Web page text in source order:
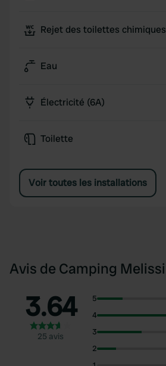
Rejet des toilettes chimiques
Eau
Électricité (6A)
Toilette
Voir toutes les installations
Avis de Camping Melissi
3.64
25 avis
5
4
3
2